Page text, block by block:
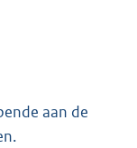
aan de